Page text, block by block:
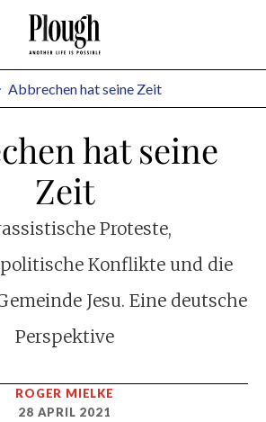
Abbrechen hat seine Zeit
hat seine
Zeit
Proteste,
Konflikte und die
Jesu. Eine deutsche
Perspektive
ROGER MIELKE
28 APRIL 2021